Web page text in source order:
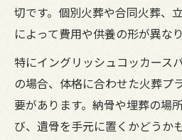
家族で協力する安全
切です。個別火葬や合同火葬、
によって費用や供養の形が異なり
特にイングリッシュコッカース
の場合、体格に合わせた火葬プ
要があります。納骨や埋葬の場
び、遺骨を手元に置くかどうか